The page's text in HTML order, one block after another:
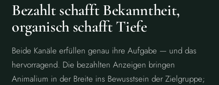
Bezahlt schafft Bekanntheit,
organisch schafft Tiefe
Beide Kanäle erfüllen genau ihre Aufgabe — und das
hervorragend. Die bezahlten Anzeigen bringen
Animalium in der Breite ins Bewusstsein der Zielgruppe;